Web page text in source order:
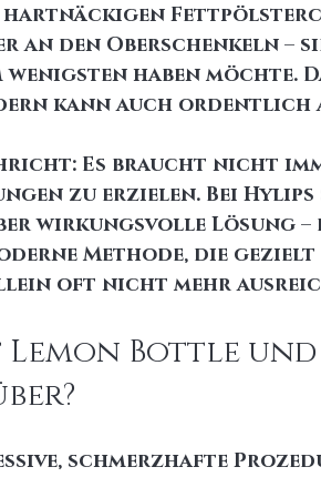
hartnäckigen
an den Oberschenkeln –
wenigsten haben
kann auch ordentlich
Es braucht nicht
zu erzielen. Bei Hylips
wirkungsvolle Lösung –
Methode, die
oft nicht mehr
Lemon Bottle
schmerzhafte